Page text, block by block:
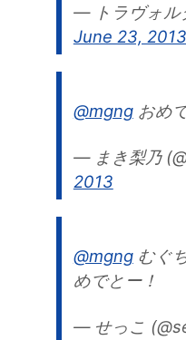
— トラヴォル
June 23, 2013
@mgngおめ
— まき梨乃
2013
@mgngむぐ
めでとー！
— せっこ